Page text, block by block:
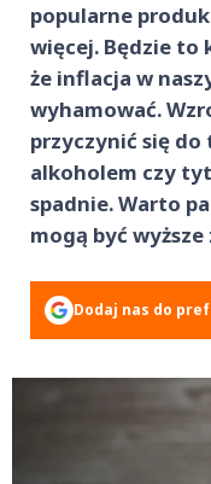
popularne
więcej. Będzie to
że inflacja w
wyhamować.
przyczynić się
alkoholem czy
spadnie. Warto
mogą być
Dodaj nas do